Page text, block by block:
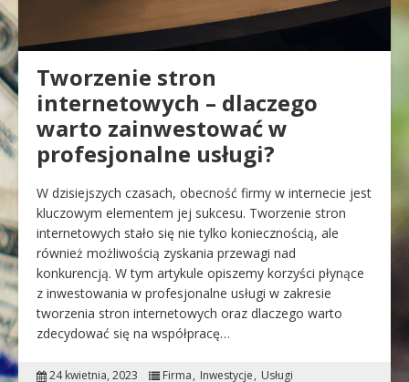
Tworzenie stron
internetowych – dlaczego
warto zainwestować w
profesjonalne usługi?
W dzisiejszych czasach, obecność firmy w internecie jest
kluczowym elementem jej sukcesu. Tworzenie stron
internetowych stało się nie tylko koniecznością, ale
również możliwością zyskania przewagi nad
konkurencją. W tym artykule opiszemy korzyści płynące
z inwestowania w profesjonalne usługi w zakresie
tworzenia stron internetowych oraz dlaczego warto
zdecydować się na współpracę…
24 kwietnia, 2023 Firma Inwestycje
Usługi